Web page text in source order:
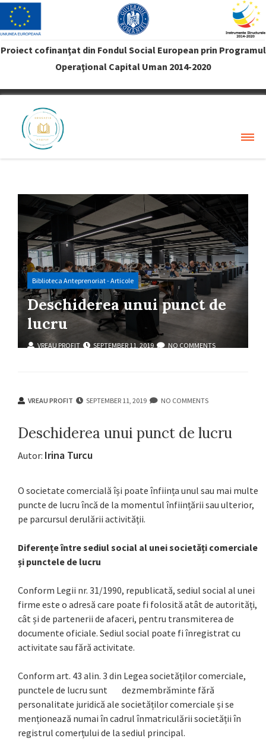
Proiect cofinanţat din Fondul Social European prin Programul
Operaţional Capital Uman 2014-2020
VREAU PROFIT
Biblioteca Anteprenoriat - Articole
Deschiderea unui punct de
lucru
VREAU PROFIT SEPTEMBER 11, 2019 NO COMMENTS
VREAU PROFIT SEPTEMBER 11, 2019 NO COMMENTS
Deschiderea unui punct de lucru
Autor: Irina Turcu
O societate comercială își poate înființa unul sau mai multe
puncte de lucru încă de la momentul înființării sau ulterior,
pe parcursul derulării activității.
Diferențe între sediul social al unei societăți comerciale
și punctele de lucru
Conform Legii nr. 31/1990, republicată, sediul social al unei
firme este o adresă care poate fi folosită atât de autorități,
cât și de partenerii de afaceri, pentru transmiterea de
documente oficiale. Sediul social poate fi înregistrat cu
activitate sau fără activitate.
Conform art. 43 alin. 3 din Legea societăților comerciale,
punctele de lucru sunt dezmembrăminte fără
personalitate juridică ale societăților comerciale și se
menționează numai în cadrul înmatriculării societății în
registrul comerțului de la sediul principal.